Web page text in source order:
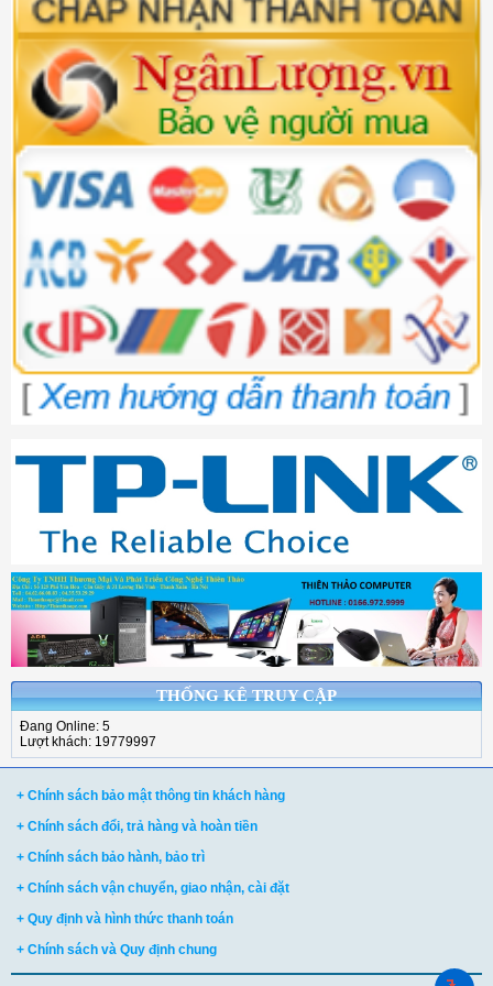
THỐNG KÊ TRUY CẬP
Đang Online: 5
Lượt khách: 19779997
+ Chính sách bảo mật thông tin khách hàng
+ Chính sách đổi, trả hàng và hoàn tiền
+ Chính sách bảo hành, bảo trì
+ Chính sách vận chuyển, giao nhận, cài đặt
+ Quy định và hình thức thanh toán
+ Chính sách và Quy định chung